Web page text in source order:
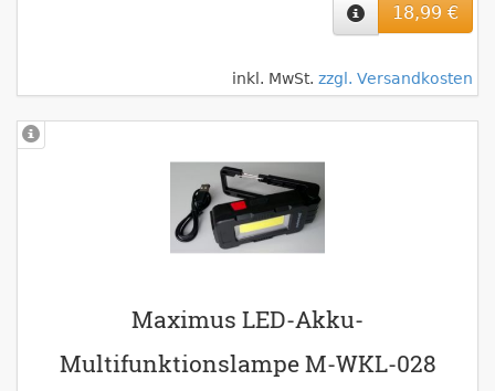
18,99 €
inkl. MwSt. zzgl. Versandkosten
Maximus LED-Akku-
Multifunktionslampe M-WKL-028